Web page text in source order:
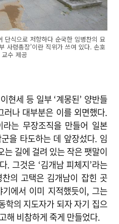
단식으로 저항하다 순국한 임병찬의 묘
사령총장’이란 직위가 쓰여 있다. 손호
교수 제공
현세 등 일부 ‘계몽된’ 양반들
나 대부분은 이를 외면했다.
라는 무장조직을 만들어 일본
을 타도하는 데 앞장섰다. 임
는 길에 걸려 있는 작은 팻말이
. 그것은 ‘김개남 피체지’라는
의 고택은 김개남이 잡힌 곳
에서 이미 지적했듯이, 그는
학의 지도자가 되자 자기 집으
해 비참하게 죽게 만들었다.